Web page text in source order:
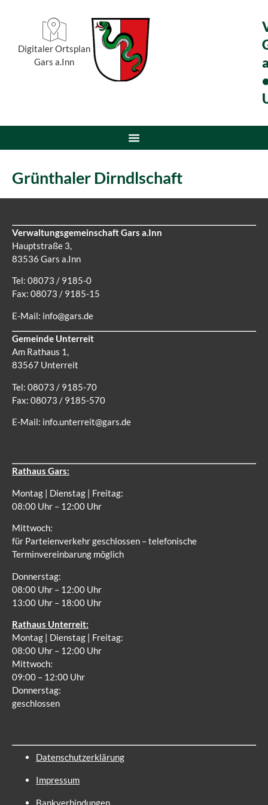
Digitaler Ortsplan
Gars a.Inn
Grünthaler Dirndlschaft
Verwaltungsgemeinschaft Gars a.Inn
Hauptstraße 3,
83536 Gars a.Inn
Tel: 08073 / 9185-0
Fax: 08073 / 9185-15
E-Mail: info@gars.de
Gemeinde Unterreit
Am Rathaus 1,
83567 Unterreit
Tel: 08073 / 9185-70
Fax: 08073 / 9185-570
E-Mail: info.unterreit@gars.de
Rathaus Gars:
Montag | Dienstag | Freitag:
08:00 Uhr – 12:00 Uhr
Mittwoch:
für Parteienverkehr geschlossen – telefonische
Terminvereinbarung möglich
Donnerstag:
08:00 Uhr – 12:00 Uhr
13:00 Uhr – 18:00 Uhr
Rathaus Unterreit:
Montag | Dienstag | Freitag:
08:00 Uhr – 12:00 Uhr
Mittwoch:
09:00 – 12:00 Uhr
Donnerstag:
geschlossen
Datenschutzerklärung
Impressum
Bankverbindungen